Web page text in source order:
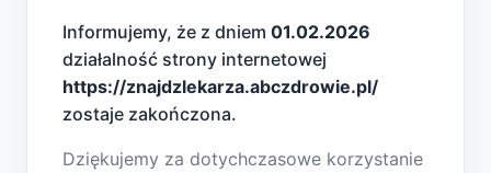
Informujemy, że z dniem 01.02.2026
działalność strony internetowej
https://znajdzlekarza.abczdrowie.pl/
zostaje zakończona.
Dziękujemy za dotychczasowe korzystanie